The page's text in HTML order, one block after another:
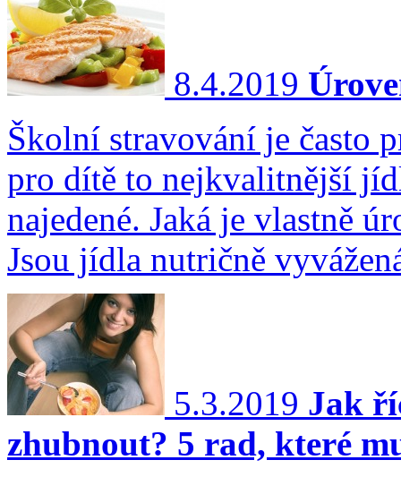
8.4.2019
Školní stravování je často
pro dítě to nejkvalitnější
najedené. Jaká je vlastně
Jsou jídla nutričně
5.3.2019 Jak
zhubnout? 5 rad, které